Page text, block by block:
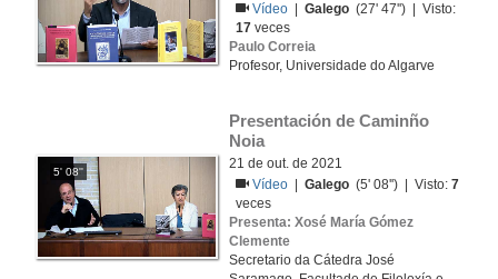
Vídeo
|Galego (27' 47'') | Visto:
17 veces
Paulo Correia
Profesor, Universidade do Algarve
5' 08''
Presentación de Caminño
Noia
21 de out. de 2021
Vídeo
|Galego (5' 08'') | Visto:7
veces
Presenta: Xosé María Gómez
Clemente
Secretario da Cátedra José